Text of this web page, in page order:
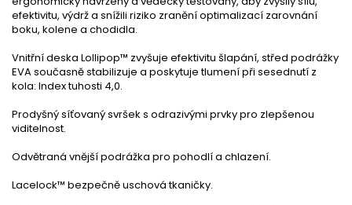
efektivitu, výdrž a snížili riziko zranění optimalizací zarovnání
boku, kolene a chodidla.
Vnitřní deska Lollipop™ zvyšuje efektivitu šlapání, střed podrážky
EVA současně stabilizuje a poskytuje tlumení při sesednutí z
kola: Index tuhosti 4,0.
Prodyšný síťovaný svršek s odrazivými prvky pro zlepšenou
viditelnost.
Odvětraná vnější podrážka pro pohodlí a chlazení.
Lacelock™ bezpečně uschová tkaničky.